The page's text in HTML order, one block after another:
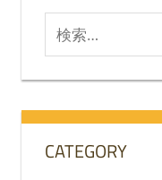
索
対
CATEGORY